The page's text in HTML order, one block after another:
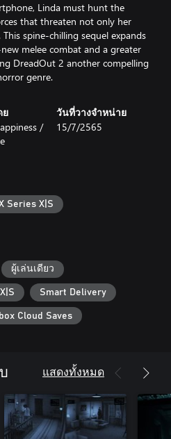
Linda must hunt the
that threaten not only her
spine-chilling sequel expands
melee combat and a greater
DreadOut 2 another compelling
genre.
ย
/
วันที่วางจำหน่าย
15/7/2565
Series X|S
ผู้เล่นเดียว
Smart Delivery
Cloud Saves
แสดงทั้งหมด